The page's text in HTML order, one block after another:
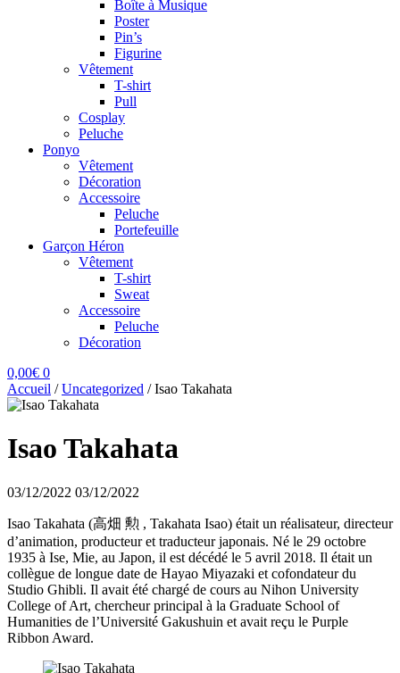
Boîte à Musique
Poster
Pin’s
Figurine
Vêtement
T-shirt
Pull
Cosplay
Peluche
Ponyo
Vêtement
Décoration
Accessoire
Peluche
Portefeuille
Garçon Héron
Vêtement
T-shirt
Sweat
Accessoire
Peluche
Décoration
0,00€ 0
Accueil /Uncategorized /Isao Takahata
Isao Takahata
03/12/2022 03/12/2022
Isao Takahata (高畑 勲 , Takahata Isao) était un réalisateur, directeur
d’animation, producteur et traducteur japonais. Né le 29 octobre
1935 à Ise, Mie, au Japon, il est décédé le 5 avril 2018. Il était un
collègue de longue date de Hayao Miyazaki et cofondateur du
Studio Ghibli. Il avait été chargé de cours au Nihon University
College of Art, chercheur principal à la Graduate School of
Humanities de l’Université Gakushuin et avait reçu le Purple
Ribbon Award.